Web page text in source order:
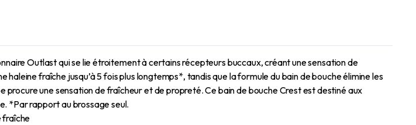
Outlast qui se lie étroitement à certains récepteurs buccaux, créant une sensation de
fraîche jusqu’à 5 fois plus longtemps*, tandis que la formule du bain de bouche élimine les
une sensation de fraîcheur et de propreté. Ce bain de bouche Crest est destiné aux
*Par rapport au brossage seul.
fraîche